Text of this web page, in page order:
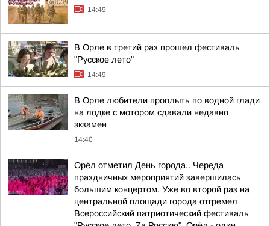
14:49
В Орле в третий раз прошел фестиваль
"Русское лето"
14:49
В Орле любители проплыть по водной глади
на лодке с мотором сдавали недавно
экзамен
14:40
Орёл отметил День города.. Череда
праздничных мероприятий завершилась
большим концертом. Уже во второй раз на
центральной площади города отгремел
Всероссийский патриотический фестиваль